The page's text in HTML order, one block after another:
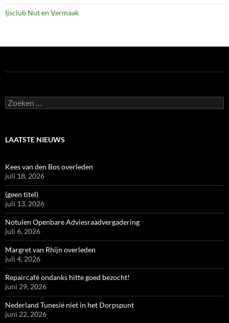
Ijsclub Nut en Vermaak
Zoeken
naar:
LAATSTE NIEUWS
Kees van den Bos overleden
juli 18, 2026
(geen titel)
juli 13, 2026
Notulen Openbare Adviesraadvergadering
juli 6, 2026
Margret van Rhijn overleden
juli 4, 2026
Repaircafé ondanks hitte goed bezocht!
juni 29, 2026
Nederland Tunesië niet in het Dorpspunt
juni 22, 2026